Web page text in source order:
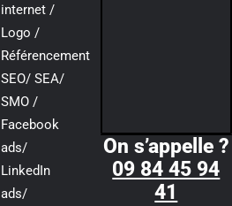
internet /
Logo /
Référencement
SEO/ SEA/
SMO /
Facebook
ads/
LinkedIn
ads/
On s’appelle ?
09 84 45 94
41